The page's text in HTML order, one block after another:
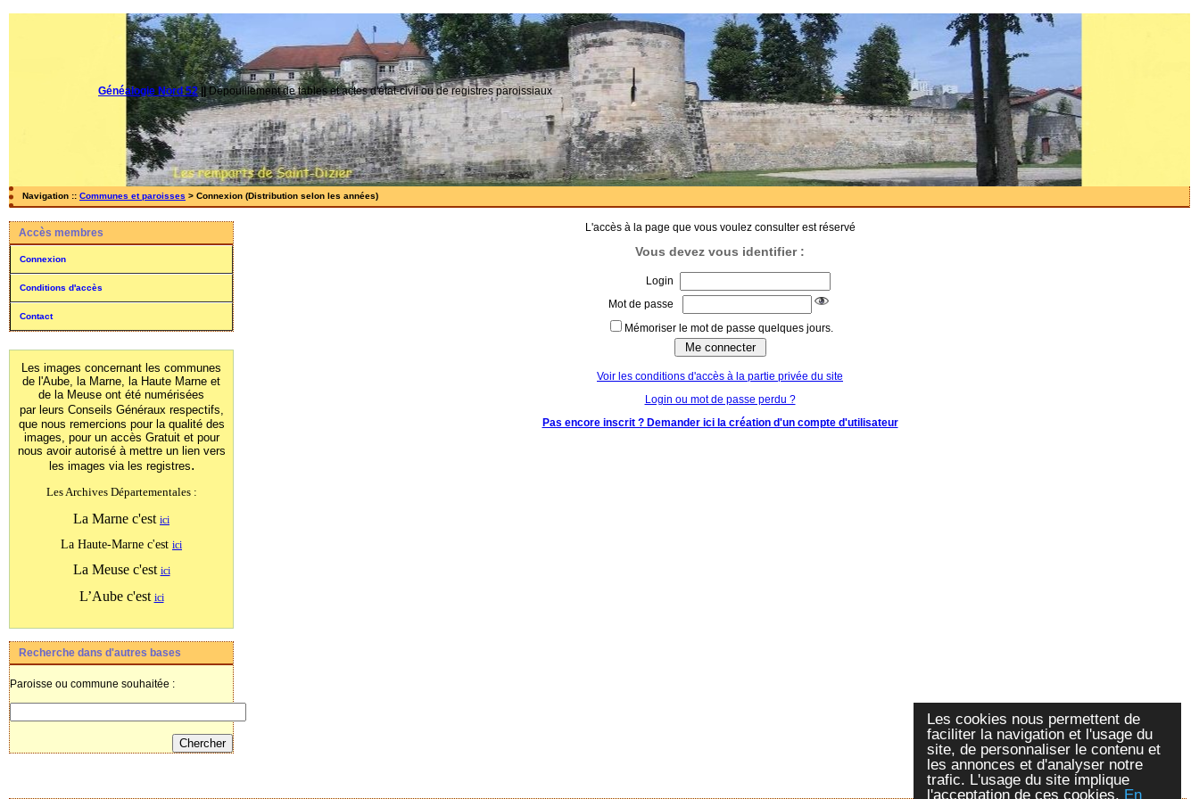
Les cookies nous permettent de
faciliter la navigation et l'usage du
site, de personnaliser le contenu et
les annonces et d'analyser notre
trafic. L'usage du site implique
l'acceptation de ces cookies. En
Généalogie Nord 52|| Dépouillement de tables et actes d'état-civil ou de registres paroissiaux
Navigation :: Communes et paroisses > Connexion (Distribution selon les années)
Accès membres
Connexion
Conditions d'accès
Contact
Les images concernant les communes
de l'Aube, la Marne, la Haute Marne et
de la Meuse ont été numérisées
par leurs Conseils Généraux respectifs,
que nous remercions pour la qualité des
images, pour un accès Gratuit et pour
nous avoir autorisé à mettre un lien vers
les images via les registres.
Les Archives Départementales :
La Marne c'est ici
La Haute-Marne c'est ici
La Meuse c'est ici
L’Aube c'est ici
Recherche dans d'autres bases
Paroisse ou commune souhaitée :
L'accès à la page que vous voulez consulter est réservé
Vous devez vous identifier :
Login
Mot de passe
Mémoriser le mot de passe quelques jours.
Voir les conditions d'accès à la partie privée du site
Login ou mot de passe perdu ?
Pas encore inscrit ? Demander ici la création d'un compte d'utilisateur